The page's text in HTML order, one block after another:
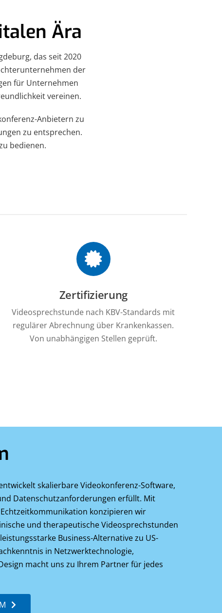
Ära
das seit 2020
der
für Unternehmen
vereinen.
Anbietern zu
zu entsprechen.
bedienen.
Zertifizierung
Videosprechstunde nach KBV-Standards mit
regulärer Abrechnung über Krankenkassen.
Von unabhängigen Stellen geprüft.
skalierbare Videokonferenz-Software,
Datenschutz­anforderungen erfüllt. Mit
konzipieren wir
und therapeutische Videosprech­stunden
Business-Alternative zu US-
in Netzwerktechnologie,
macht uns zu Ihrem Partner für jedes